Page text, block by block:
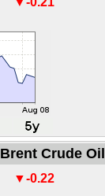
Brent Crude Oil
▼-0.22